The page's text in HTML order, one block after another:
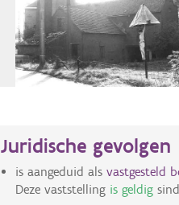
Juridische gevolgen
is aangeduid als vastgesteld
Deze vaststelling is geldig